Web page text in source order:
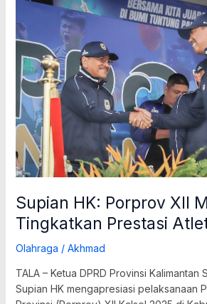
Supian HK: Porprov XII
Tingkatkan Prestasi
Olahraga / Akhmad
TALA – Ketua DPRD Provinsi Kalimantan
Supian HK mengapresiasi pelaksanaan
Supian
HK:
Porprov
XII
Momentum
Tingkatkan
Prestasi
Atlet